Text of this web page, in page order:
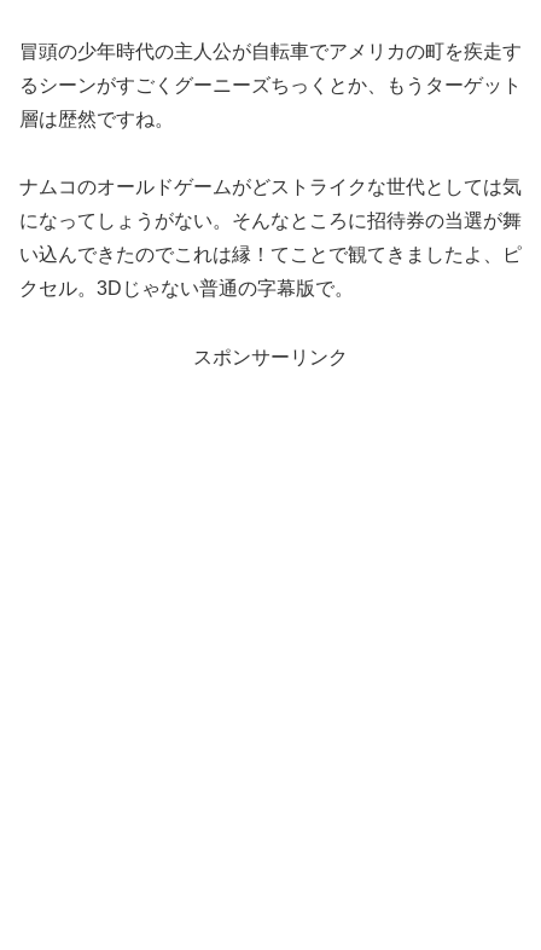
冒頭の少年時代の主人公が自転車でアメリカの町を疾走す
るシーンがすごくグーニーズちっくとか、もうターゲット
層は歴然ですね。
ナムコのオールドゲームがどストライクな世代としては気
になってしょうがない。そんなところに招待券の当選が舞
い込んできたのでこれは縁！てことで観てきましたよ、ピ
クセル。3Dじゃない普通の字幕版で。
スポンサーリンク